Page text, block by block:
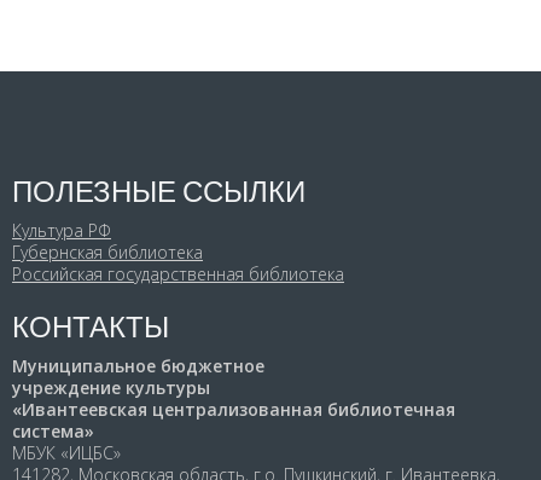
ПОЛЕЗНЫЕ ССЫЛКИ
Культура РФ
Губернская библиотека
Российская государственная библиотека
КОНТАКТЫ
Муниципальное бюджетное
учреждение культуры
«Ивантеевская централизованная библиотечная
система»
МБУК «ИЦБС»
141282, Московская область, г.о. Пушкинский, г. Ивантеевка,